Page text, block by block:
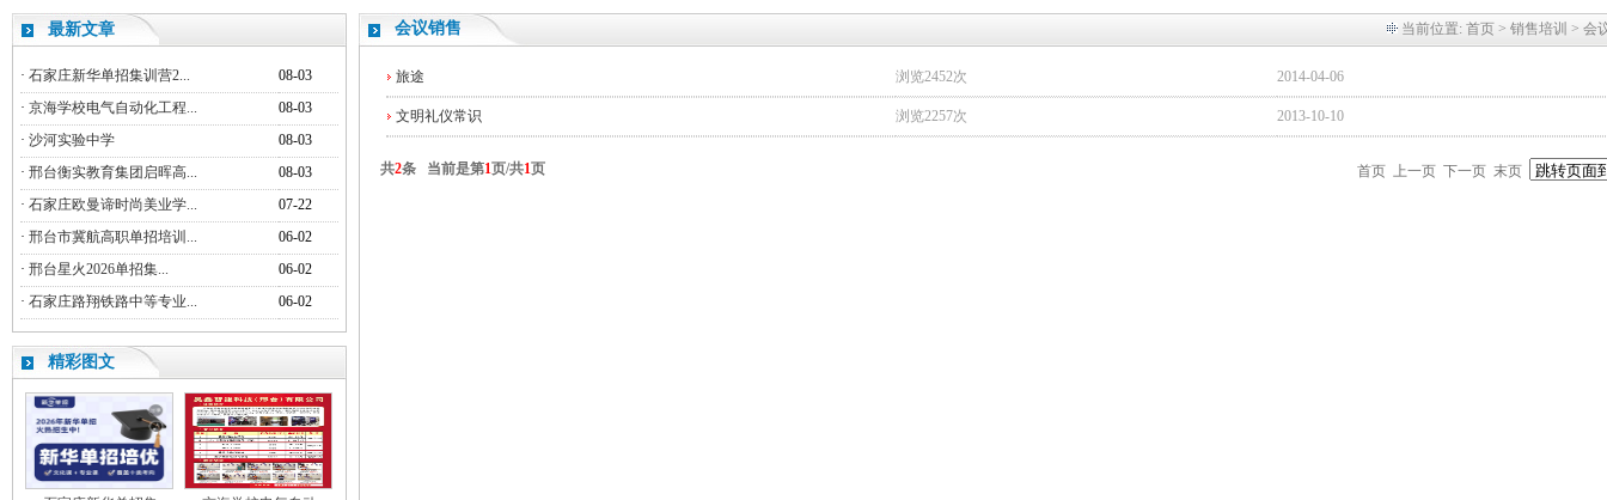
最新文章
· 石家庄新华单招集训营2...
08-03
· 京海学校电气自动化工程...
08-03
· 沙河实验中学
08-03
· 邢台衡实教育集团启晖高...
08-03
· 石家庄欧曼谛时尚美业学...
07-22
· 邢台市冀航高职单招培训...
06-02
· 邢台星火2026单招集...
06-02
· 石家庄路翔铁路中等专业... 06-02
精彩图文
会议销售 当前位置: 首页 > 销售培训 > 会
旅途 浏览2452次 2014-04-06
文明礼仪常识 浏览2257次 2013-10-10
共2条 当前是第1页/共1页 首页 上一页 下一页 末页